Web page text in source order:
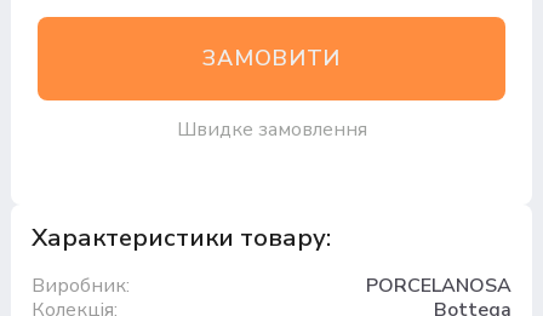
ЗАМОВИТИ
Швидке замовлення
Характеристики товару:
Виробник:
PORCELANOSA
Колекція:
Bottega